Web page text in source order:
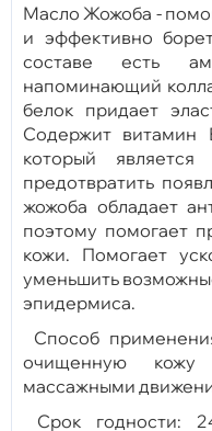
Масло Жожоба -
и эффективно
составе есть
напоминающий
белок придает
Содержит витамин
который является
предотвратить
жожоба обладает
поэтому помогает
кожи. Помогает
уменьшить
эпидермиса.
Способ
очищенную кожу
массажными
Срок годности: